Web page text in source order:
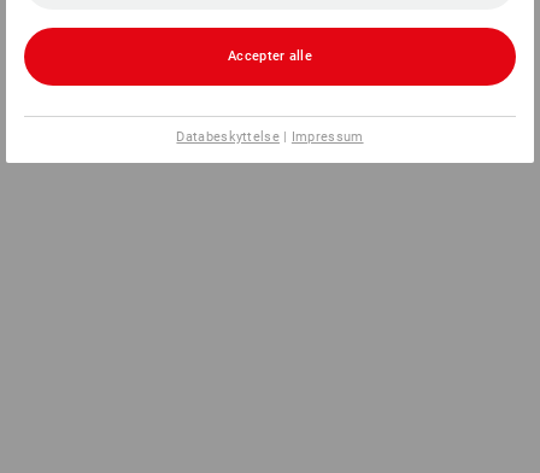
Accepter alle
Databeskyttelse| Impressum